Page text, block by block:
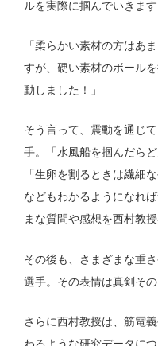
ルを実際に掴んでいきます
「柔らかい素材の方はあ
すが、硬い素材のボール
動しました！」
そう言って、震動を通じ
手。「水風船を掴んだら
「生卵を割るときは繊細
などもわかるようになれ
まな質問や感想を西村教授
その後も、さまざまな重
選手。その表情は真剣その
さらに西村教授は、筋電